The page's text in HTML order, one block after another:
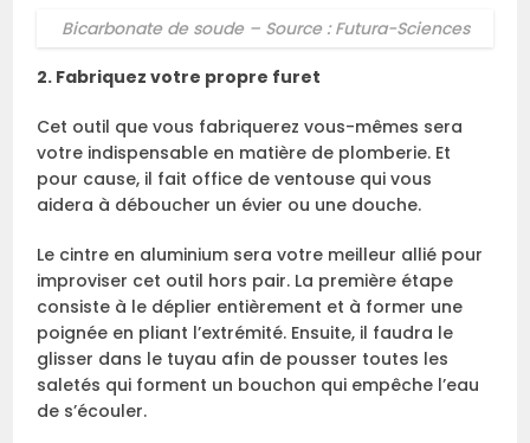
Bicarbonate de soude – Source : Futura-Sciences
2. Fabriquez votre propre furet
Cet outil que vous fabriquerez vous-mêmes sera
votre indispensable en matière de plomberie. Et
pour cause, il fait office de ventouse qui vous
aidera à déboucher un évier ou une douche.
Le cintre en aluminium sera votre meilleur allié pour
improviser cet outil hors pair. La première étape
consiste à le déplier entièrement et à former une
poignée en pliant l’extrémité. Ensuite, il faudra le
glisser dans le tuyau afin de pousser toutes les
saletés qui forment un bouchon qui empêche l’eau
de s’écouler.